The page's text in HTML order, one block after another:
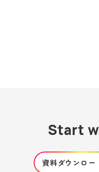
Start
資料ダウンロー